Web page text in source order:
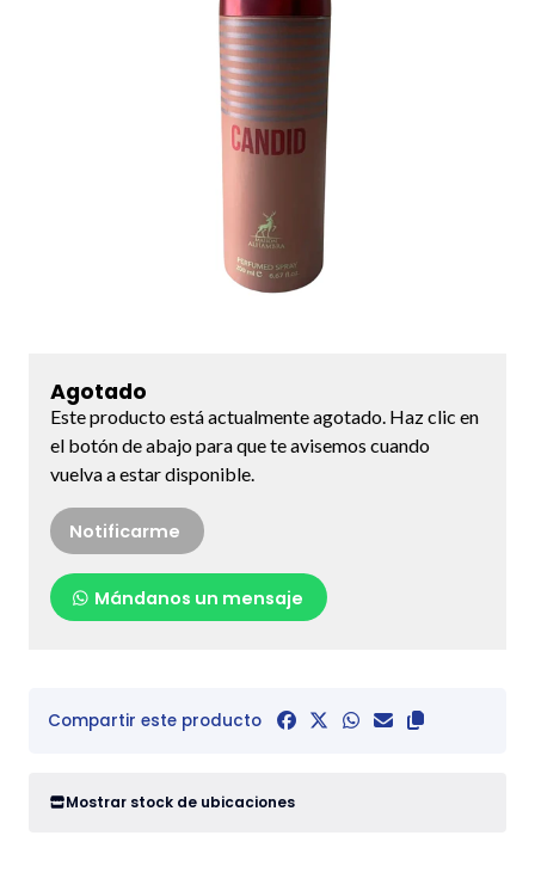
Agotado
Este producto está actualmente agotado. Haz clic en
el botón de abajo para que te avisemos cuando
vuelva a estar disponible.
Notificarme
Mándanos un mensaje
Compartir este producto
Mostrar stock de ubicaciones